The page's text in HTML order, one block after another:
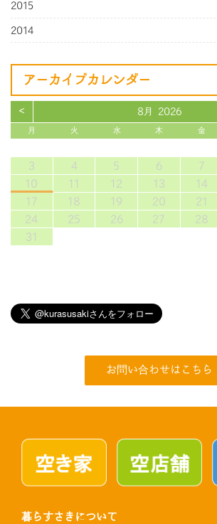
2015
2014
アーカイブカレンダー
< 8月 2026
月 火 水 木 金
3
4 5 6 7
10
11 12 13 14
17
18 19 20 21
24
25 26 27 28
31
お問い合わせはこちら
暮らすさきについて